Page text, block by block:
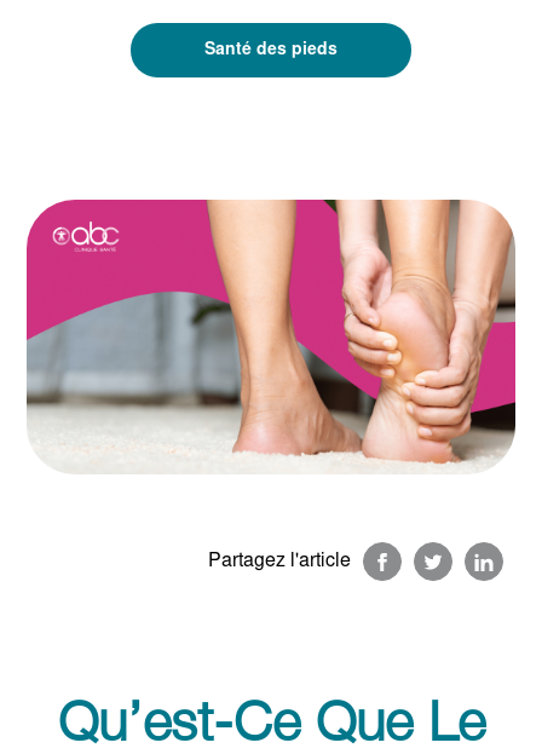
Santé des pieds
Partagez l'article
Qu’est-Ce Que Le